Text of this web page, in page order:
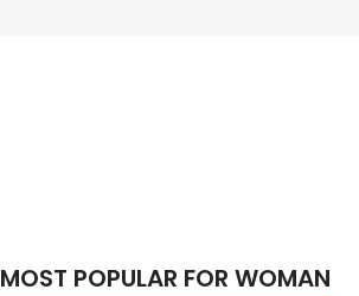
MOST POPULAR FOR WOMAN